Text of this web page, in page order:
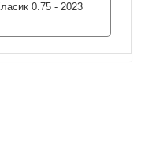
0.75 - 2023